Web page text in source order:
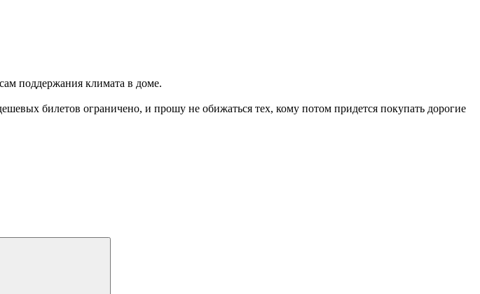
поддержания климата в доме.
билетов ограничено, и прошу не обижаться тех, кому потом придется покупать дорогие